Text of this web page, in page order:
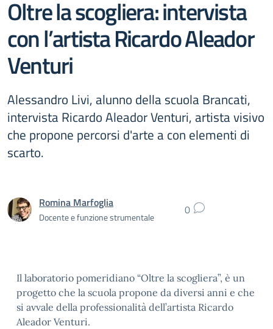
Oltre la scogliera: intervista
con l’artista Ricardo Aleador
Venturi
Alessandro Livi, alunno della scuola Brancati,
intervista Ricardo Aleador Venturi, artista visivo
che propone percorsi d'arte a con elementi di
scarto.
Romina Marfoglia
Docente e funzione strumentale 0
Il laboratorio pomeridiano “Oltre la scogliera”, è un
progetto che la scuola propone da diversi anni e che
si avvale della professionalità dell’artista Ricardo
Aleador Venturi.